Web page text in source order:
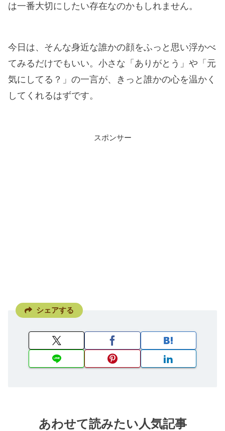
は一番大切にしたい存在なのかもしれません。
今日は、そんな身近な誰かの顔をふっと思い浮かべ
てみるだけでもいい。小さな「ありがとう」や「元
気にしてる？」の一言が、きっと誰かの心を温かく
してくれるはずです。
スポンサー
シェアする
あわせて読みたい人気記事